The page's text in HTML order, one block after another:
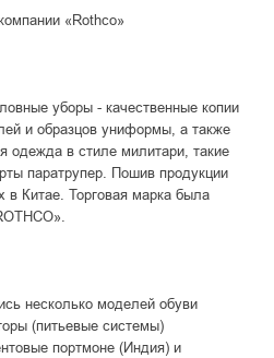
«Rothco»
уборы - качественные копии
и образцов униформы, а также
одежда в стиле милитари, такие
паратрупер. Пошив продукции
в Китае. Торговая марка была
несколько моделей обуви
(питьевые системы)
портмоне (Индия) и